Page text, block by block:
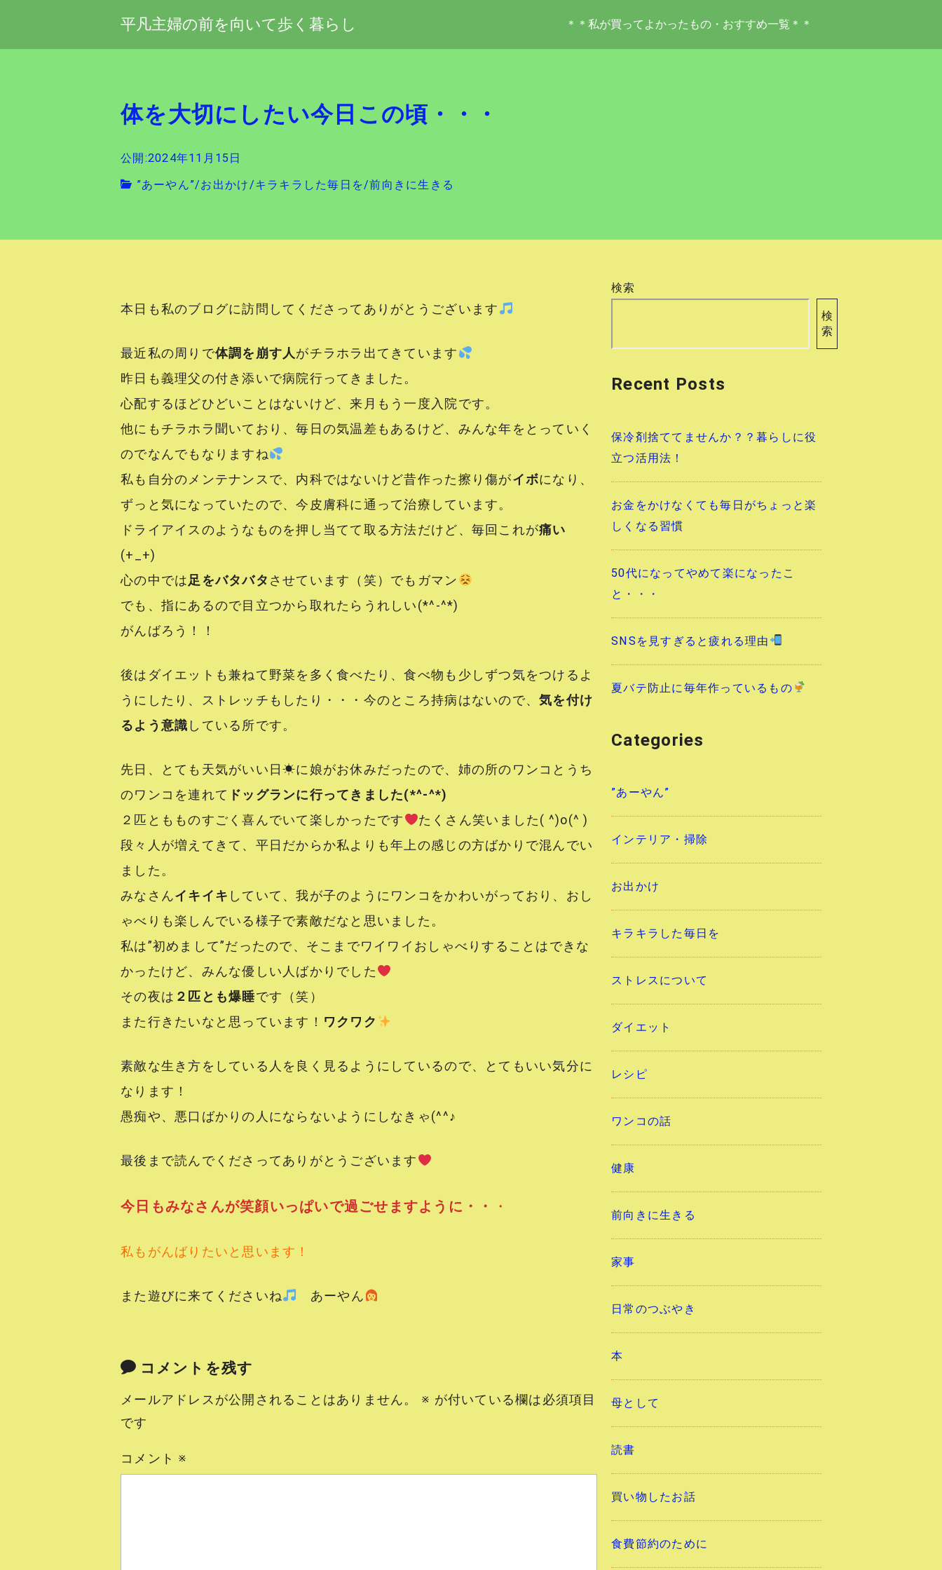
平凡主婦の前を向いて歩く暮らし ＊＊私が買ってよかったもの・おすすめ一覧＊＊
体を大切にしたい今日この頃・・・
公開:2024年11月15日
”あーやん”/お出かけ/キラキラした毎日を/前向きに生きる
本日も私のブログに訪問してくださってありがとうございます
最近私の周りで体調を崩す人がチラホラ出てきています
昨日も義理父の付き添いで病院行ってきました。
心配するほどひどいことはないけど、来月もう一度入院です。
他にもチラホラ聞いており、毎日の気温差もあるけど、みんな年をとっていく
のでなんでもなりますね
私も自分のメンテナンスで、内科ではないけど昔作った擦り傷がイボになり、
ずっと気になっていたので、今皮膚科に通って治療しています。
ドライアイスのようなものを押し当てて取る方法だけど、毎回これが痛い
(+_+)
心の中では足をバタバタ させています（笑）でもガマン
でも、指にあるので目立つから取れたらうれしい(*^-^*)
がんばろう！！
後はダイエットも兼ねて野菜を多く食べたり、食べ物も少しずつ気をつけるよ
うにしたり、ストレッチもしたり・・・今のところ持病はないので、気を付け
るよう意識 している所です。
先日、とても天気がいい日☀に娘がお休みだったので、姉の所のワンコとうち
のワンコを連れて ドッグランに行ってきました(*^-^*)
２匹ともものすごく喜んでいて楽しかったです
たくさん笑いました( ^)o(^ )
段々人が増えてきて、平日だからか私よりも年上の感じの方ばかりで混んでい
ました。
みなさんイキイキ していて、我が子のようにワンコをかわいがっており、おし
ゃべりも楽しんでいる様子で素敵だなと思いました。
私は”初めまして”だったので、そこまでワイワイおしゃべりすることはできな
かったけど、みんな優しい人ばかりでした
その夜は ２匹とも爆睡です（笑）
また行きたいなと思っています！ ワクワク
素敵な生き方をしている人を良く見るようにしているので、とてもいい気分に
なります！
愚痴や、悪口ばかりの人にならないようにしなきゃ(^^♪
最後まで読んでくださってありがとうございます
今日もみなさんが笑顔いっぱいで過ごせますように・・ ・
私もがんばりたいと思います！
また遊びに来てくださいね あーやん
コメントを残す
メールアドレスが公開されることはありません。 ※ が付いている欄は必須項目
です
コメント ※
検索
検
索
Recent Posts
保冷剤捨ててませんか？？暮らしに役
立つ活用法！
お金をかけなくても毎日がちょっと楽
しくなる習慣
50代になってやめて楽になったこ
と・・・
SNSを見すぎると疲れる理由
夏バテ防止に毎年作っているもの
Categories
”あーやん”
インテリア・掃除
お出かけ
キラキラした毎日を
ストレスについて
ダイエット
レシピ
ワンコの話
健康
前向きに生きる
家事
日常のつぶやき
本
母として
読書
買い物したお話
食費節約のために